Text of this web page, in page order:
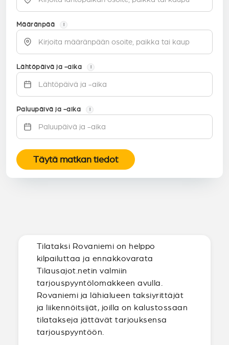
Määränpää i
Lähtöpäivä ja -aika i
Paluupäivä ja -aika i
Täytä matkan tiedot
Tilataksi Rovaniemi on helppo
kilpailuttaa ja ennakkovarata
Tilausajot.netin valmiin
tarjouspyyntölomakkeen avulla.
Rovaniemi ja lähialueen taksiyrittäjät
ja liikennöitsijät, joilla on kalustossaan
tilatakseja jättävät tarjouksensa
tarjouspyyntöön.